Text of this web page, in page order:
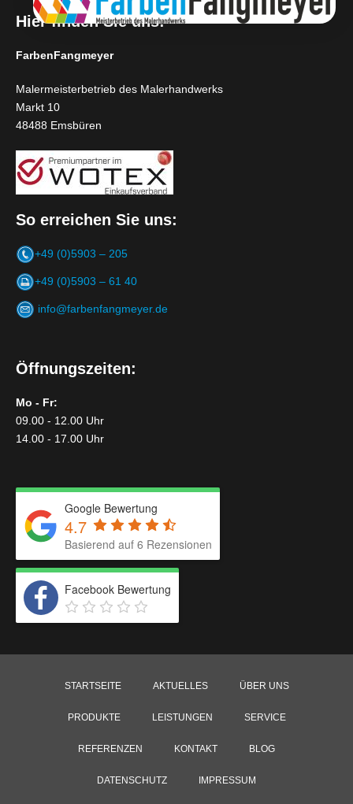
Hier finden Sie uns:
FarbenFangmeyer
Malermeisterbetrieb des Malerhandwerks
Markt 10
48488 Emsbüren
So erreichen Sie uns:
+49 (0)5903 – 205
+49 (0)5903 – 61 40
info@farbenfangmeyer.de
Öffnungszeiten:
Mo - Fr:
09.00 - 12.00 Uhr
14.00 - 17.00 Uhr
Google Bewertung
4.7
Basierend auf 6 Rezensionen
Facebook Bewertung
STARTSEITE AKTUELLES ÜBER UNS
PRODUKTE LEISTUNGEN SERVICE
REFERENZEN KONTAKT BLOG
DATENSCHUTZ IMPRESSUM